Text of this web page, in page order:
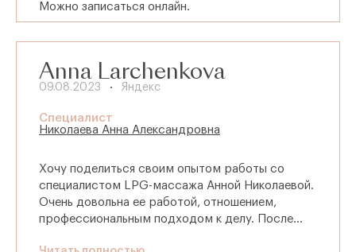
Можно записаться онлайн.
Anna Larchenkova
09.08.2023 Яндекс
Специалист
Николаева Анна Александровна
Хочу поделиться своим опытом работы со
специалистом LPG-массажа Анной Николаевой.
Очень довольна ее работой, отношением,
профессиональным подходом к делу. После